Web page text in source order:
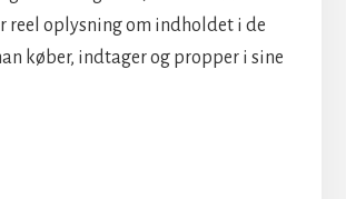
reel oplysning om indholdet i de
køber, indtager og propper i sine